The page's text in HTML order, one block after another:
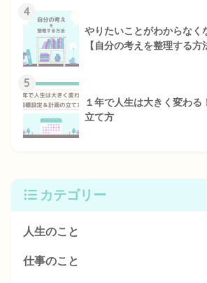
4
やりたいことがわからなく
【自分の考えを整理する方
5
１年で人生は大きく変わる
立て方
カテゴリー
人生のこと
仕事のこと